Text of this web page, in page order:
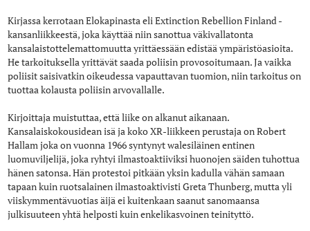
Kirjassa kerrotaan Elokapinasta eli Extinction Rebellion Finland -
kansanliikkeestä, joka käyttää niin sanottua väkivallatonta
kansalaistottelemattomuutta yrittäessään edistää ympäristöasioita.
He tarkoituksella yrittävät saada poliisin provosoitumaan. Ja vaikka
poliisit saisivatkin oikeudessa vapauttavan tuomion, niin tarkoitus on
tuottaa kolausta poliisin arvovallalle.
Kirjoittaja muistuttaa, että liike on alkanut aikanaan.
Kansalaiskokousidean isä ja koko XR-liikkeen perustaja on Robert
Hallam joka on vuonna 1966 syntynyt walesiläinen entinen
luomuviljelijä, joka ryhtyi ilmastoaktiiviksi huonojen säiden tuhottua
hänen satonsa. Hän protestoi pitkään yksin kadulla vähän samaan
tapaan kuin ruotsalainen ilmastoaktivisti Greta Thunberg, mutta yli
viiskymmentävuotias äijä ei kuitenkaan saanut sanomaansa
julkisuuteen yhtä helposti kuin enkelikasvoinen teinityttö.